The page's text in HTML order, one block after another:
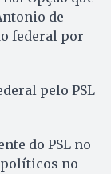
de
federal por
pelo PSL
do PSL no
no